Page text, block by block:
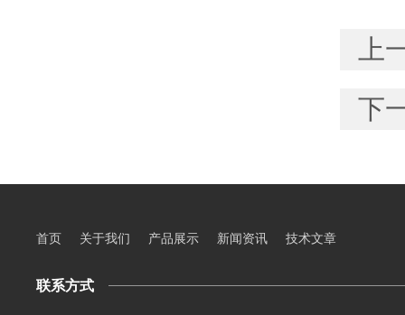
上
下
首页 关于我们 产品展示 新闻资讯 技术文章
联系方式